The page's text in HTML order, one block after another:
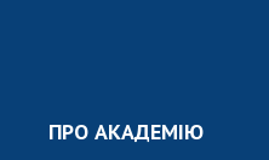
ПРО АКАДЕМІЮ